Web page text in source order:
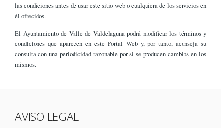
las condiciones antes de usar este sitio web o cualquiera de los servicios en
él ofrecidos.
El Ayuntamiento de Valle de Valdelaguna podrá modificar los términos y
condiciones que aparecen en este Portal Web y, por tanto, aconseja su
consulta con una periodicidad razonable por si se producen cambios en los
mismos.
AVISO LEGAL